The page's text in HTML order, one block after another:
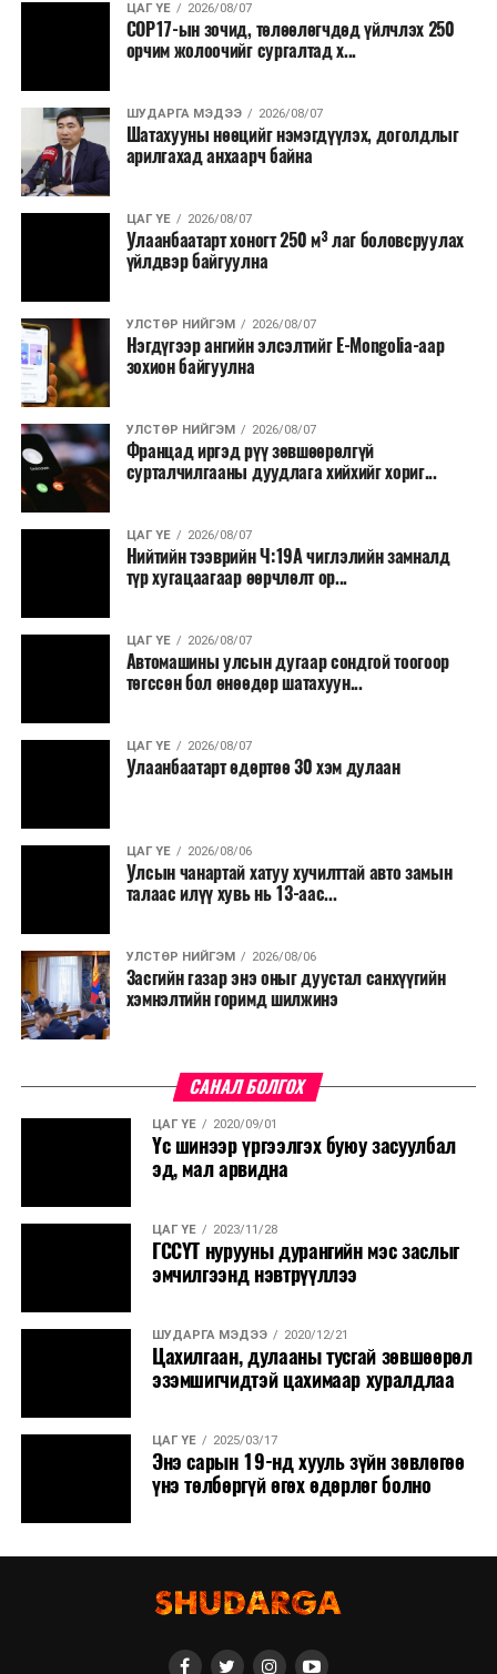
ЦАГ ҮЕ 2026/08/07
COP17-ын зочид, төлөөлөгчдөд үйлчлэх 250
орчим жолоочийг сургалтад х...
ШУДАРГА МЭДЭЭ 2026/08/07
Шатахууны нөөцийг нэмэгдүүлэх, доголдлыг
арилгахад анхаарч байна
ЦАГ ҮЕ 2026/08/07
Улаанбаатарт хоногт 250 м³ лаг боловсруулах
үйлдвэр байгуулна
УЛСТӨР НИЙГЭМ 2026/08/07
Нэгдүгээр ангийн элсэлтийг E-Mongolia-аар
зохион байгуулна
УЛСТӨР НИЙГЭМ 2026/08/07
Францад иргэд рүү зөвшөөрөлгүй
сурталчилгааны дуудлага хийхийг хориг...
ЦАГ ҮЕ 2026/08/07
Нийтийн тээврийн Ч:19А чиглэлийн замналд
түр хугацаагаар өөрчлөлт ор...
ЦАГ ҮЕ 2026/08/07
Автомашины улсын дугаар сондгой тоогоор
төгссөн бол өнөөдөр шатахуун...
ЦАГ ҮЕ 2026/08/07
Улаанбаатарт өдөртөө 30 хэм дулаан
ЦАГ ҮЕ 2026/08/06
Улсын чанартай хатуу хучилттай авто замын
талаас илүү хувь нь 13-аас...
УЛСТӨР НИЙГЭМ 2026/08/06
Засгийн газар энэ оныг дуустал санхүүгийн
хэмнэлтийн горимд шилжинэ
САНАЛ БОЛГОХ
ЦАГ ҮЕ 2020/09/01
Үс шинээр үргээлгэх буюу засуулбал
эд, мал арвидна
ЦАГ ҮЕ 2023/11/28
ГССҮТ нурууны дурангийн мэс заслыг
эмчилгээнд нэвтрүүллээ
ШУДАРГА МЭДЭЭ 2020/12/21
Цахилгаан, дулааны тусгай зөвшөөрөл
эзэмшигчидтэй цахимаар хуралдлаа
ЦАГ ҮЕ 2025/03/17
Энэ сарын 19-нд хууль зүйн зөвлөгөө
үнэ төлбөргүй өгөх өдөрлөг болно